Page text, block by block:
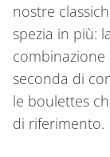
nostre
spezia in più:
combinazione
seconda di
le boulettes
di riferimento.